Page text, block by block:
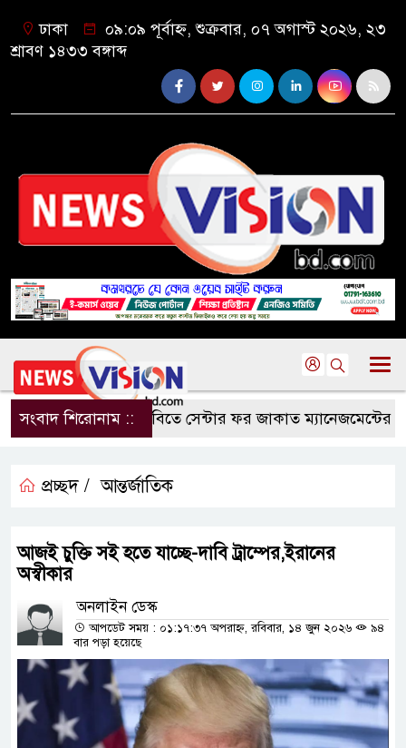
ঢাকা
০৯:০৯ পূর্বাহ্ন, শুক্রবার, ০৭ অগাস্ট ২০২৬, ২৩
শ্রাবণ ১৪৩৩ বঙ্গাব্দ
সংবাদ শিরোনাম ::কুবিতে সেন্টার ফর জাকাত ম্যানেজমেন্টের
প্রচ্ছদ / আন্তর্জাতিক
আজই চুক্তি সই হতে যাচ্ছে-দাবি ট্রাম্পের,ইরানের
অস্বীকার
অনলাইন ডেস্ক
আপডেট সময় : ০১:১৭:৩৭ অপরাহ্ন, রবিবার, ১৪ জুন ২০২৬
৯৪
বার পড়া হয়েছে